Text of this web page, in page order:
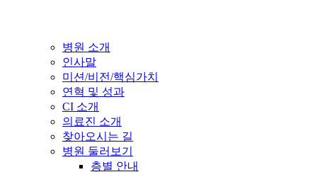
병원 소개
인사말
미션/비전/핵심가치
연혁 및 성과
CI 소개
의료진 소개
찾아오시는 길
병원 둘러보기
층별 안내